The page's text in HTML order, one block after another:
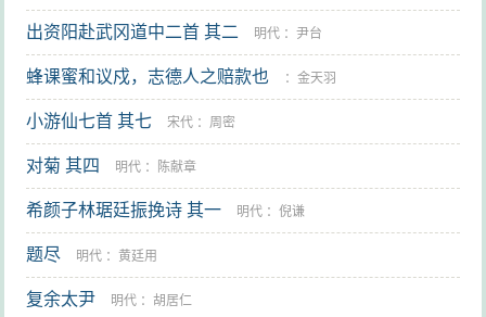
出资阳赴武冈道中二首 其二 明代 ：尹台
蜂课蜜和议戍，志德人之赔款也 ：金天羽
小游仙七首 其七 宋代 ： 周密
对菊 其四 明代 ： 陈献章
希颜子林琚廷振挽诗 其一 明代 ：倪谦
题尽 明代 ：黄廷用
复余太尹 明代 ：胡居仁